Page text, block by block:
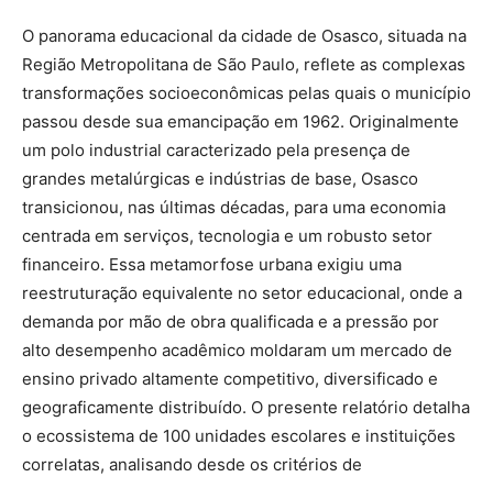
O panorama educacional da cidade de Osasco, situada na
Região Metropolitana de São Paulo, reflete as complexas
transformações socioeconômicas pelas quais o município
passou desde sua emancipação em 1962. Originalmente
um polo industrial caracterizado pela presença de
grandes metalúrgicas e indústrias de base, Osasco
transicionou, nas últimas décadas, para uma economia
centrada em serviços, tecnologia e um robusto setor
financeiro. Essa metamorfose urbana exigiu uma
reestruturação equivalente no setor educacional, onde a
demanda por mão de obra qualificada e a pressão por
alto desempenho acadêmico moldaram um mercado de
ensino privado altamente competitivo, diversificado e
geograficamente distribuído. O presente relatório detalha
o ecossistema de 100 unidades escolares e instituições
correlatas, analisando desde os critérios de